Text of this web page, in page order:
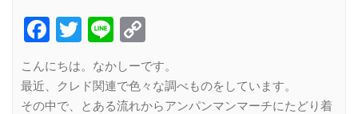
Facebook
Twitter
Line
Link
こんにちは。なかしーです。
最近、クレド関連で色々な調べものをしています。
その中で、とある流れからアンパンマンマーチにたどり着